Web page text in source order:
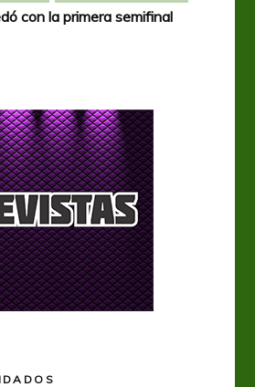
con la primera semifinal